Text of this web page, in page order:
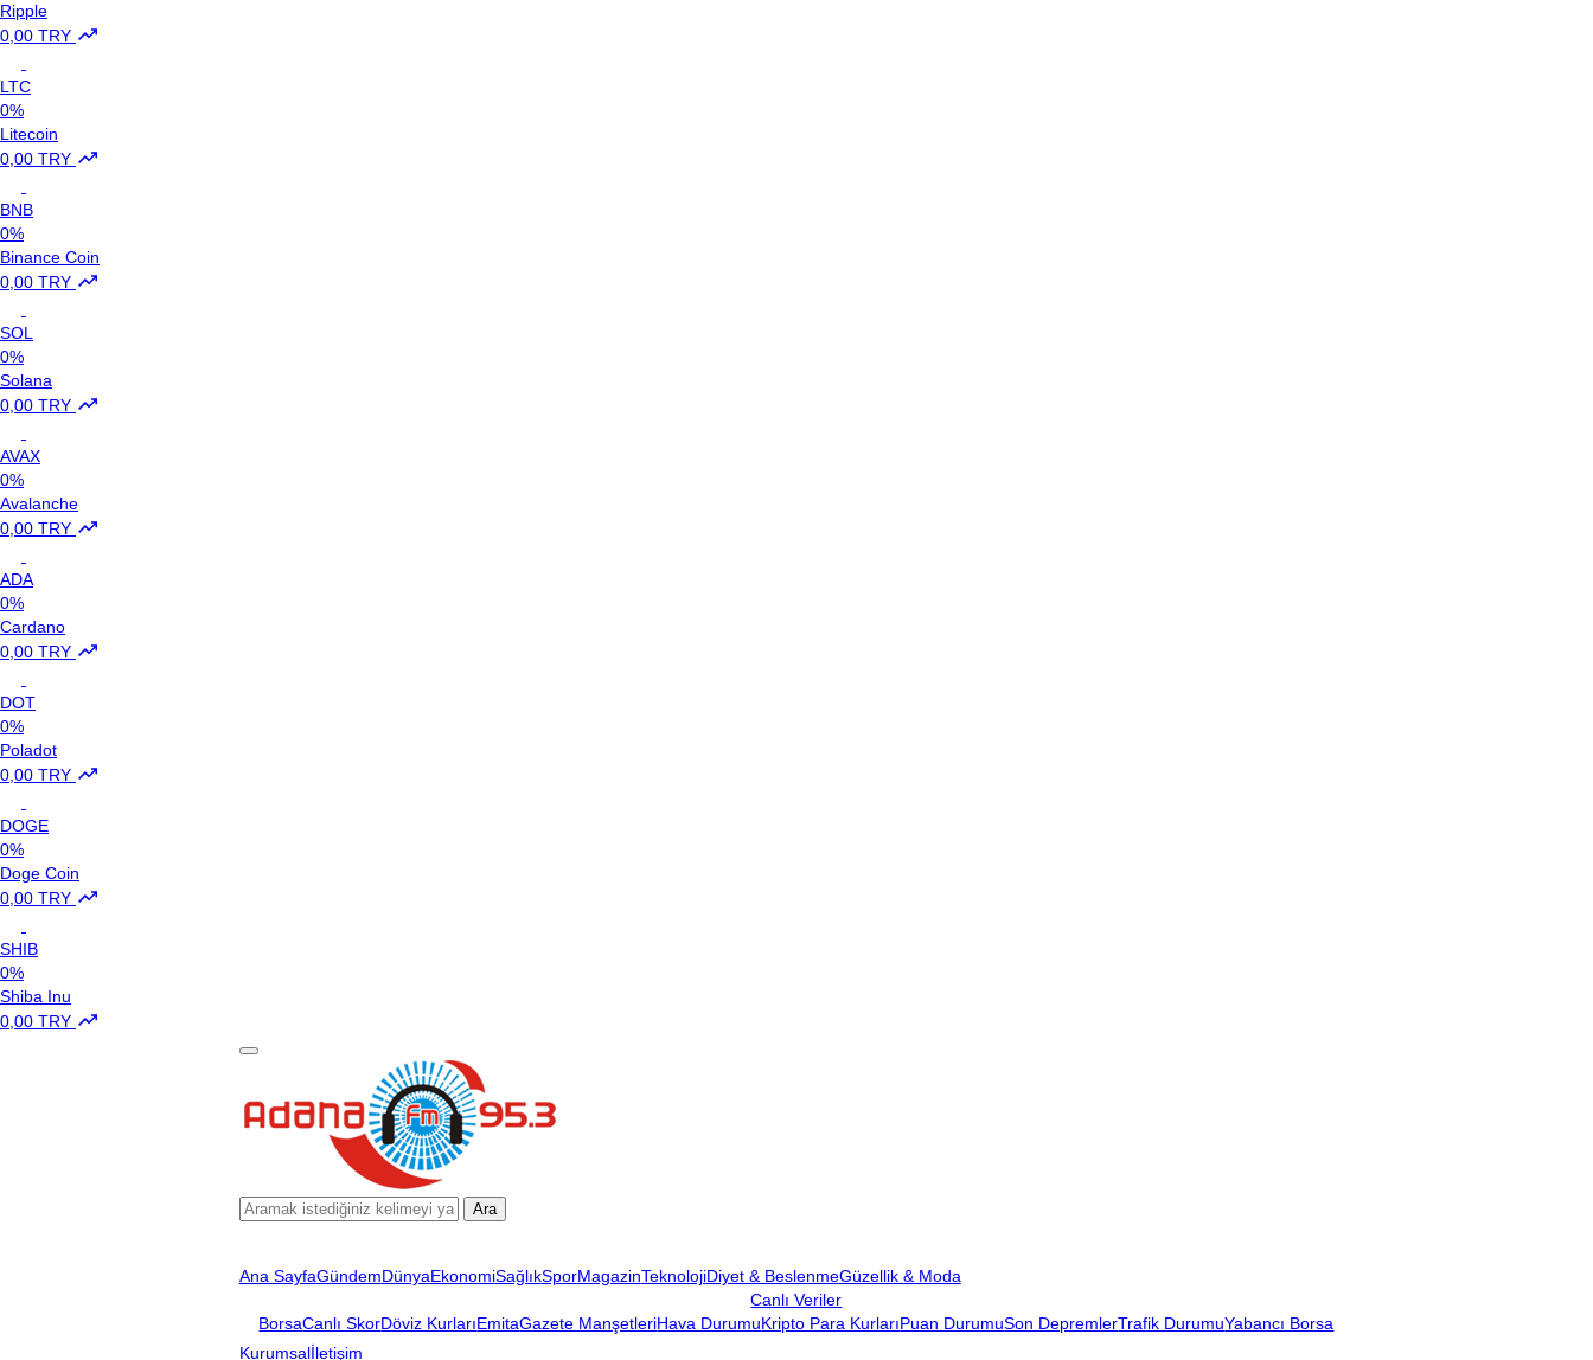
Ripple
0,00 TRY
LTC
0%
Litecoin
0,00 TRY
BNB
0%
Binance Coin
0,00 TRY
SOL
0%
Solana
0,00 TRY
AVAX
0%
Avalanche
0,00 TRY
ADA
0%
Cardano
0,00 TRY
DOT
0%
Poladot
0,00 TRY
DOGE
0%
Doge Coin
0,00 TRY
SHIB
0%
Shiba Inu
0,00 TRY
Ara
Ana SayfaGündemDünyaEkonomiSağlıkSporMagazinTeknolojiDiyet & BeslenmeGüzellik & Moda
Canlı Veriler
BorsaCanlı SkorDöviz KurlarıEmitaGazete ManşetleriHava DurumuKripto Para KurlarıPuan DurumuSon DepremlerTrafik DurumuYabancı Borsa
Kurumsalİletişim